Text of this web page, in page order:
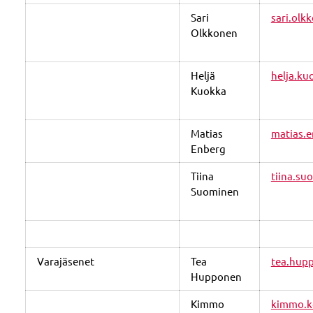
Sari
Olkkonen
Heljä
Kuokka
Matias
Enberg
Tiina
Suominen
Varajäsenet
Tea
Hupponen
Kimmo